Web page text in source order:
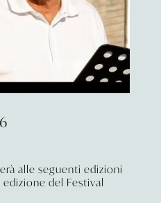
alle seguenti edizioni
del Festival